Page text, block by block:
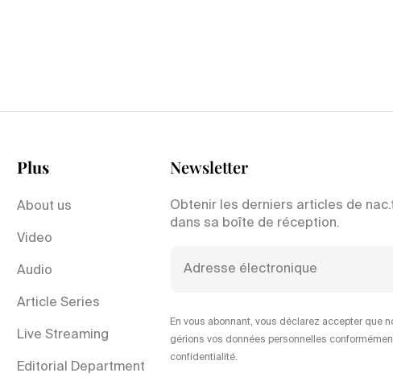
Plus
About us
Video
Audio
Article Series
Live Streaming
Editorial Department
Newsletter
Obtenir les derniers articles de
dans sa boîte de réception.
En vous abonnant, vous déclarez accepter que
gérions vos données personnelles
confidentialité.